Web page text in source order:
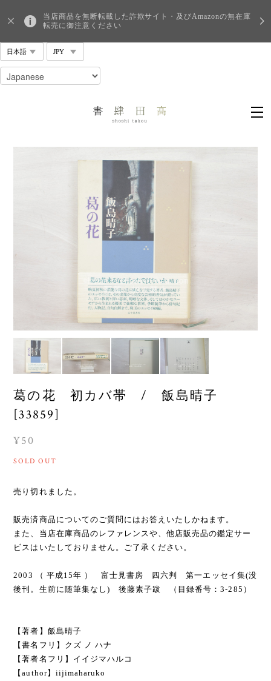
当店商品を無断転載した詐欺サイト・及びAmazonの無在庫
転売に御注意ください
葛の花 初カバ帯 / 飯島晴子
[33859]
¥50
SOLD OUT
売り切れました。
販売済商品についてのご質問にはお答えいたしかねます。
また、当店在庫商品のレファレンスや、他店販売品の鑑定サー
ビスはいたしておりません。ご了承ください。
2003 （ 平成15年 ） 富士見書房 四六判 第一エッセイ集(没
後刊。生前に随筆集なし) 後藤素子跋 （目録番号：3-285）
【著者】飯島晴子
【書名フリ】クズ ノ ハナ
【著者名フリ】イイジマハルコ
【author】iijimaharuko